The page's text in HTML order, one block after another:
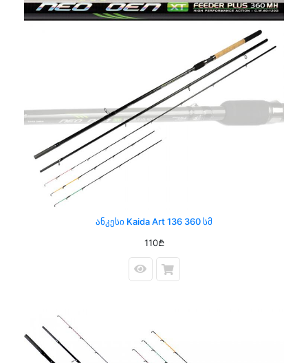
Ანკესი Kaida Art 136 360 Სმ
110₾